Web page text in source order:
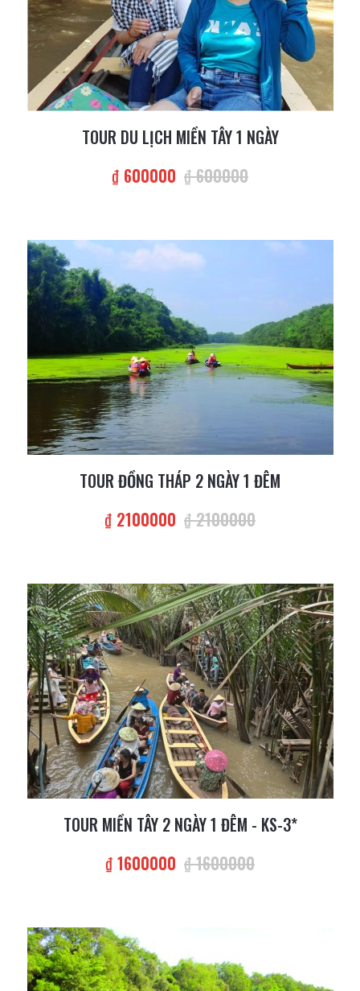
TOUR DU LỊCH MIỀN TÂY 1 NGÀY
₫ 600000 ₫ 600000
TOUR ĐỒNG THÁP 2 NGÀY 1 ĐÊM
₫ 2100000 ₫ 2100000
TOUR MIỀN TÂY 2 NGÀY 1 ĐÊM - KS-3*
₫ 1600000 ₫ 1600000